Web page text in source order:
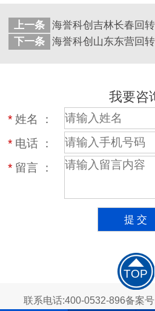
上一条
海誉科创吉林长春回转寿司设备搭载
下一条
海誉科创山东东营回转
我要咨
*姓名 ：
* 电话 ：
* 留言 ：
TOP
联系电话:400-0532-896备案号